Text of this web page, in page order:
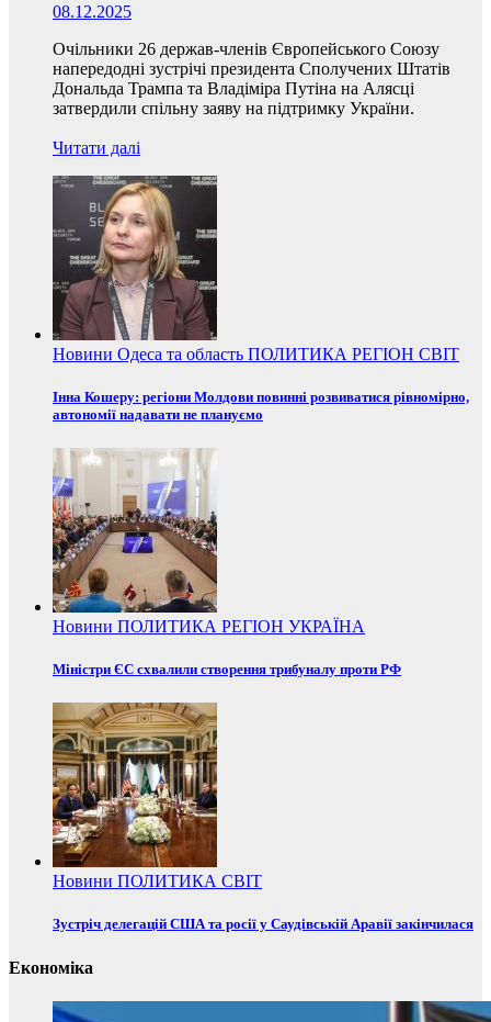
08.12.2025
Очільники 26 держав-членів Європейського Союзу
напередодні зустрічі президента Сполучених Штатів
Дональда Трампа та Владіміра Путіна на Алясці
затвердили спільну заяву на підтримку України.
Читати далі
Новини Одеса та область ПОЛИТИКА РЕГІОН СВІТ
Інна Кошеру: регіони Молдови повинні розвиватися рівномірно,
автономії надавати не плануємо
Новини ПОЛИТИКА РЕГІОН УКРАЇНА
Міністри ЄС схвалили створення трибуналу проти РФ
Новини ПОЛИТИКА СВІТ
Зустріч делегацій США та росії у Саудівській Аравії закінчилася
Економіка